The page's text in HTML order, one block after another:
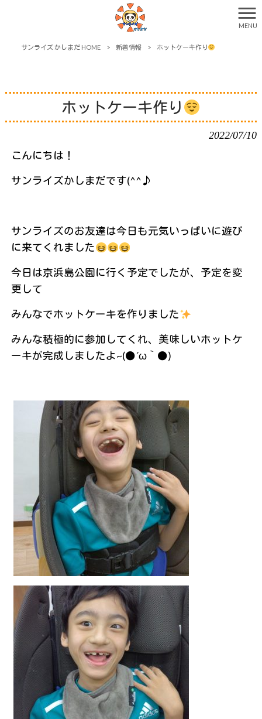
MENU
サンライズ かしまだ HOME > 新着情報 > ホットケーキ作り
ホットケーキ作り
2022/07/10
こんにちは！
サンライズかしまだです(^^♪
サンライズのお友達は今日も元気いっぱいに遊び
に来てくれました
今日は京浜島公園に行く予定でしたが、予定を変
更して
みんなでホットケーキを作りました
みんな積極的に参加してくれ、美味しいホットケ
ーキが完成しましたよ~(●´ω｀●)